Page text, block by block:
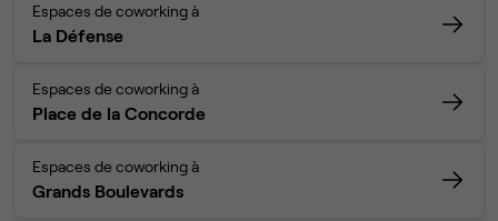
Espaces de coworking à
La Défense
Espaces de coworking à
Place de la Concorde
Espaces de coworking à
Grands Boulevards